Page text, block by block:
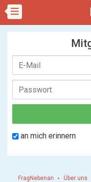
an mich erinnern
FragNebenan Über uns